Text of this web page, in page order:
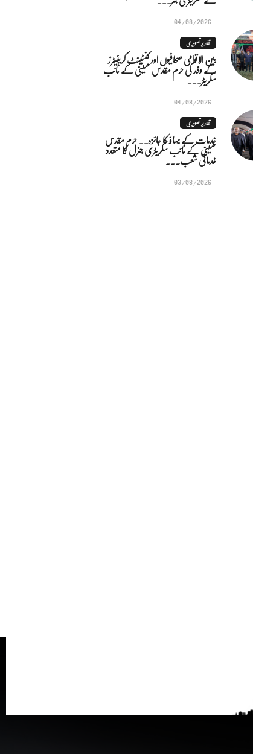
04/08/2026
تقاریر تصویری
بین الاقوامی صحافیوں اور کنٹینٹ کریئیٹرز
کے وفد کی حرم مقدس حسینی کے نائب
سکریٹر...
04/08/2026
تقاریر تصویری
خدمات کے بہاؤ کا جائزہ.. حرم مقدس
حسینی کے نائب سکریٹری جنرل کا متعدد
خدماتی شعب...
03/08/2026